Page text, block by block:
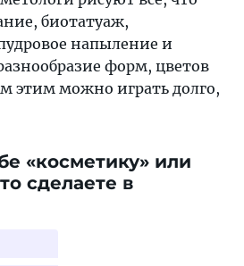
биотатуаж,
напыление и
форм, цветов
этим можно играть долго,
«косметику» или
сделаете в